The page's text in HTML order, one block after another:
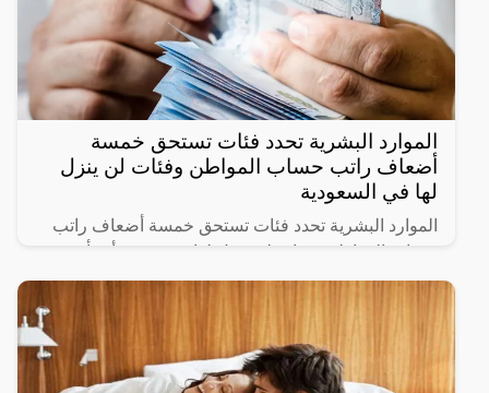
الموارد البشرية تحدد فئات تستحق خمسة
أضعاف راتب حساب المواطن وفئات لن ينزل
لها في السعودية
الموارد البشرية تحدد فئات تستحق خمسة أضعاف راتب
حساب المواطن وفئات لن ينزل لها دعم حيث أنشأت
الحكومة السعودية برنامج حساب المواطن لحماية الأسر
السعودية من